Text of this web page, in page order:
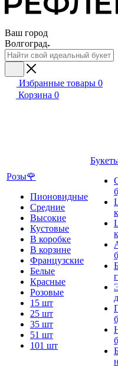
Ваш город
Волгоград
Избранные товары 0
Корзина 0
Розы🌹
Пионовидные
Средние
Высокие
Кустовые
В коробке
В корзине
Французские
Белые
Красные
Розовые
15 шт
25 шт
35 шт
51 шт
101 шт